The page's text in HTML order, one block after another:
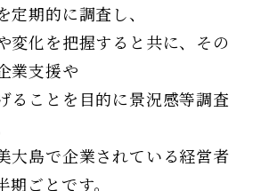
定期的に調査し、
変化を把握すると共に、その
業支援や
ることを目的に景況感等調査
大島で企業されている経営者
ごとです。